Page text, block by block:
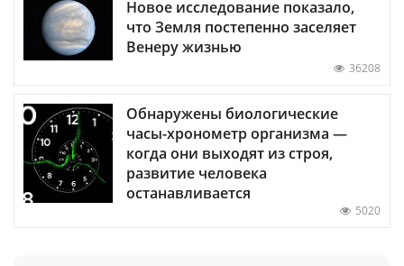
Новое исследование показало,
что Земля постепенно заселяет
Венеру жизнью
36208
Обнаружены биологические
часы-хронометр организма —
когда они выходят из строя,
развитие человека
останавливается
5020